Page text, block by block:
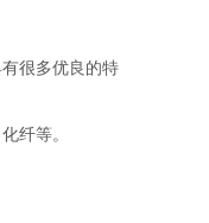
很多优良的特
纤等。